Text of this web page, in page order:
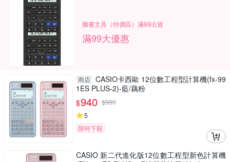
圖書文具（特價區）滿99出貨
滿99大優惠
商店 CASIO卡西歐 12位數工程型計算機(fx-99
1ES PLUS-2)-藍/藕粉
$940 $980
5
限時下殺
CASIO 新二代進化版12位數工程型新色計算機